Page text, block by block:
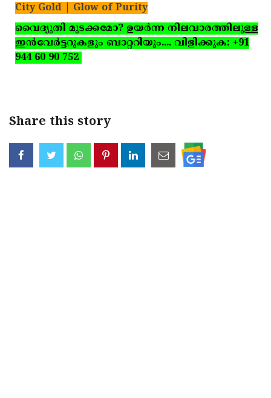
City Gold | Glow of Purity
വൈദ്യുതി മുടക്കമോ? ഉയര്‍ന്ന നിലവാരത്തിലുള്ള
ഇന്‍വേര്‍ട്ടറുകളും ബാറ്ററിയും.... വിളിക്കുക: +91
944 60 90 752
Share this story